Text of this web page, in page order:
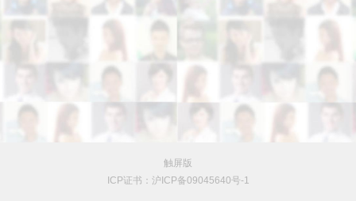
触屏版
ICP证书：沪ICP备09045640号-1